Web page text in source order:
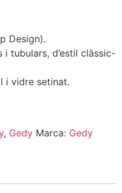
Design).
i tubulars, d’estil clàssic-
i vidre setinat.
, Gedy Marca: Gedy